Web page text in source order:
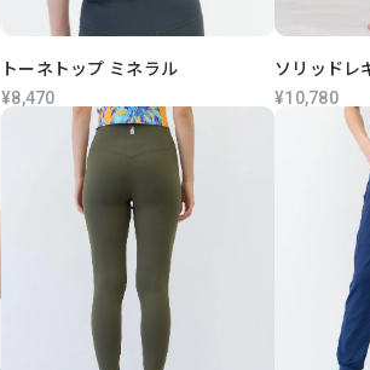
トーネトップ ミネラル
¥8,470
ソリッドレ
¥10,780